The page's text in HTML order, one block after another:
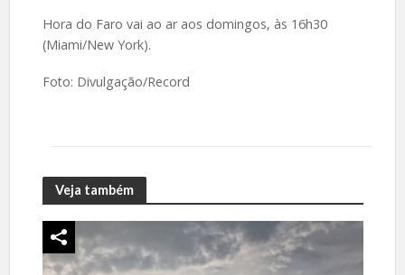
Hora do Faro vai ao ar aos domingos, às 16h30
(Miami/New York).
Foto: Divulgação/Record
Veja também